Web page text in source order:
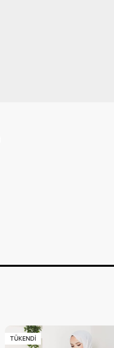
TÜKENDI